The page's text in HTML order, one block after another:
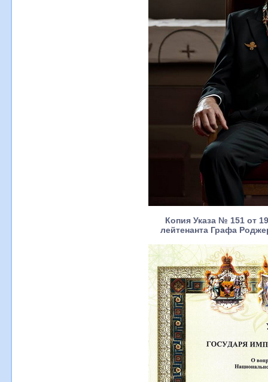
Копия Указа № 151 от
лейтенанта Графа